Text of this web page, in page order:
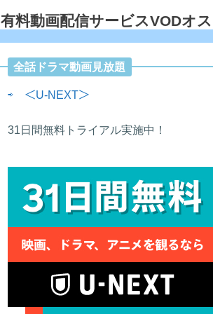
有料動画配信サービスVODオ
全話ドラマ動画見放題
⇨ ＜U-NEXT＞
31日間無料トライアル実施中！